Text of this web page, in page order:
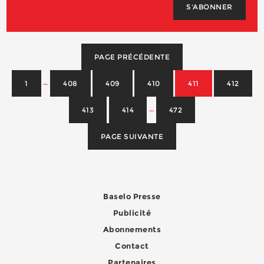
S'ABONNER
PAGE PRÉCÉDENTE
1 … 408 409 410 411 412
413 414 … 472
PAGE SUIVANTE
Baselo Presse
Publicité
Abonnements
Contact